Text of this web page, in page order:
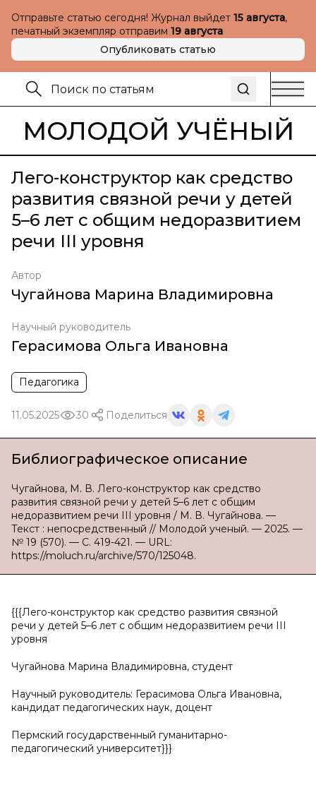
Отправьте статью сегодня! Журнал выйдет 15 августа,
печатный экземпляр отправим 19 августа
Опубликовать статью
МОЛОДОЙ УЧЁНЫЙ
Лего-конструктор как средство
развития связной речи у детей
5–6 лет с общим недоразвитием
речи III уровня
Автор
Чугайнова Марина Владимировна
Научный руководитель
Герасимова Ольга Ивановна
Педагогика
11.05.2025 30 Поделиться
Библиографическое описание
Чугайнова, М. В. Лего-конструктор как средство
развития связной речи у детей 5–6 лет с общим
недоразвитием речи III уровня / М. В. Чугайнова. —
Текст : непосредственный // Молодой ученый. — 2025. —
№ 19 (570). — С. 419-421. — URL:
https://moluch.ru/archive/570/125048.
{{{Лего-конструктор как средство развития связной
речи у детей 5–6 лет с общим недоразвитием речи III
уровня
Чугайнова Марина Владимировна, студент
Научный руководитель: Герасимова Ольга Ивановна,
кандидат педагогических наук, доцент
Пермский государственный гуманитарно-
педагогический университет}}}